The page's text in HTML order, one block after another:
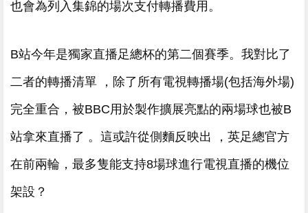
也會為列入集錦的場次支付轉播費用。
B站今年是獨家直播足總杯的第二個賽季 。我對比了
二者的轉播清單 ，除了所有電視轉播場(包括海外場)
完全重合，被BBC用於製作擴展亮點的兩場球也被B
站拿來直播了 。這或許從側麵反映出 ，英足總官方
在前兩輪，最多隻能支持8場球進行電視直播的機位
架設 ？